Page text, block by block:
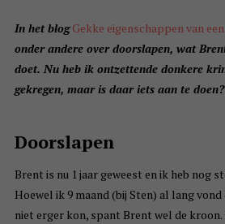
In het blog Gekke eigenschappen van
onder andere over doorslapen, wat
doet. Nu heb ik ontzettende donkere
gekregen, maar is daar iets aan te doen?
Doorslapen
Brent is nu 1 jaar geweest en ik heb nog
Hoewel ik 9 maand (bij Sten) al lang
niet erger kon, spant Brent wel de